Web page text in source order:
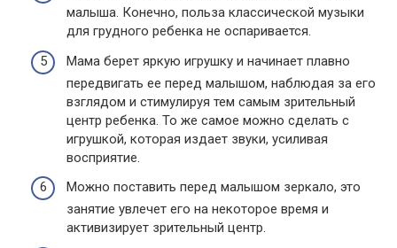
малыша. Конечно, польза классической музыки
для грудного ребенка не оспаривается.
Мама берет яркую игрушку и начинает плавно
передвигать ее перед малышом, наблюдая за его
взглядом и стимулируя тем самым зрительный
центр ребенка. То же самое можно сделать с
игрушкой, которая издает звуки, усиливая
восприятие.
Можно поставить перед малышом зеркало, это
занятие увлечет его на некоторое время и
активизирует зрительный центр.